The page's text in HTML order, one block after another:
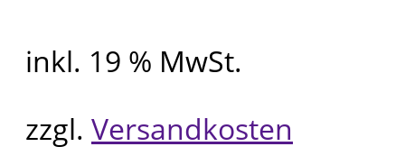
inkl. 19 % MwSt.
zzgl. Versandkosten